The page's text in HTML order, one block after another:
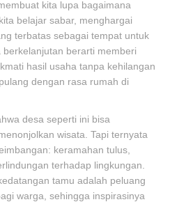
kita lupa bagaimana
belajar sabar, menghargai
terbatas sebagai tempat untuk
berarti memberi
hasil usaha tanpa kehilangan
dengan rasa rumah di
desa seperti ini bisa
wisata. Tapi ternyata
keramahan tulus,
terhadap lingkungan.
tamu adalah peluang
warga, sehingga inspirasinya